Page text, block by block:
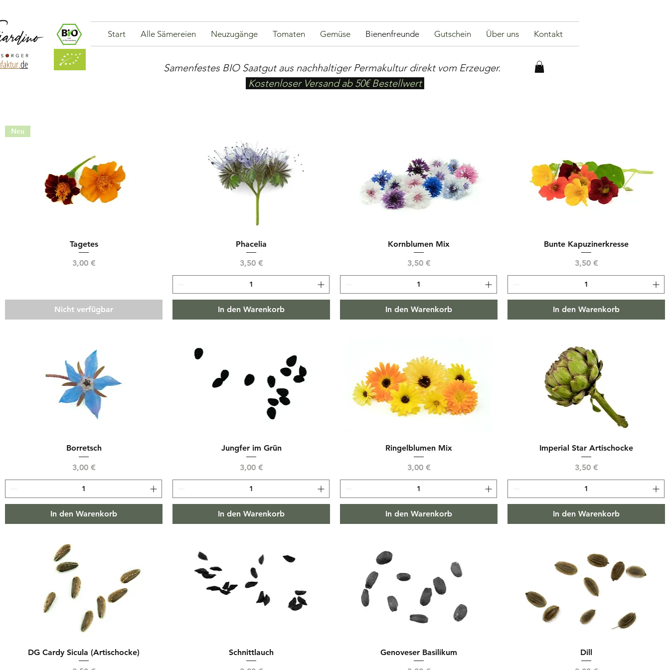
de
Start Alle Sämereien Neuzugänge Tomaten Gemüse Bienenfreunde Gutschein Über uns Kontakt
Samenfestes BIO Saatgut aus nachhaltiger Permakultur direkt vom Erzeuger.
Kostenloser Versand ab 50€ Bestellwert
Neu
Tagetes
Preis
3,00 €
Nicht verfügbar
Phacelia
Preis
3,50 €
In den Warenkorb
Kornblumen Mix
Preis
3,50 €
In den Warenkorb
Bunte Kapuzinerkresse
Preis
3,50 €
In den Warenkorb
Borretsch
Preis
3,00 €
In den Warenkorb
Jungfer im Grün
Preis
3,00 €
In den Warenkorb
Ringelblumen Mix
Preis
3,00 €
In den Warenkorb
Imperial Star Artischocke
Preis
3,50 €
In den Warenkorb
DG Cardy Sicula (Artischocke)
Schnittlauch
Genoveser Basilikum
Dill